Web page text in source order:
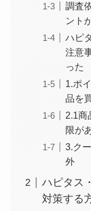
調査
ント
ハピ
注意
った
1.ポ
品を
2.1商
限が
3.ク
外
ハピタス
対策する